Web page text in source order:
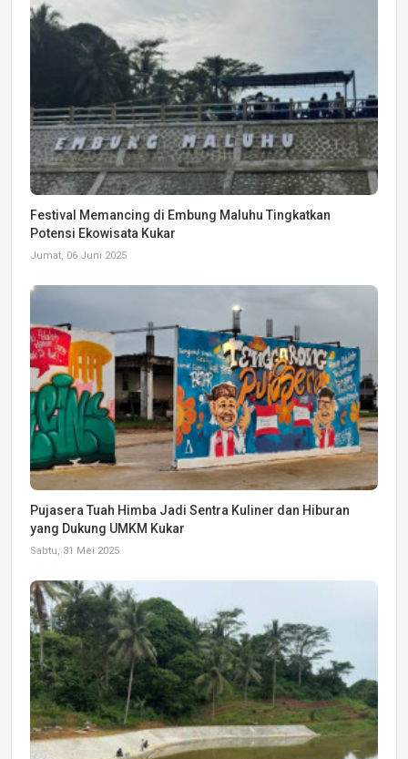
Festival Memancing di Embung Maluhu Tingkatkan
Potensi Ekowisata Kukar
Jumat, 06 Juni 2025
Pujasera Tuah Himba Jadi Sentra Kuliner dan Hiburan
yang Dukung UMKM Kukar
Sabtu, 31 Mei 2025